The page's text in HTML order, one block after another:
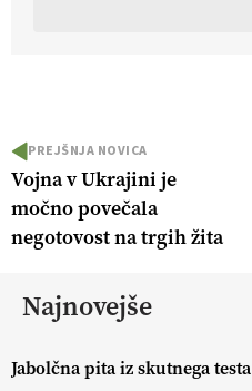
PREJŠNJA NOVICA
Vojna v Ukrajini je
močno povečala
negotovost na trgih žita
Najnovejše
Jabolčna pita iz skutnega testa